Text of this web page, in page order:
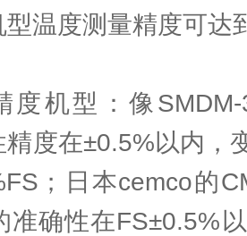
型温度测量精度可
度机型：像
度在±0.5%以内，
；日本cemco的
准确性在FS±0.5%